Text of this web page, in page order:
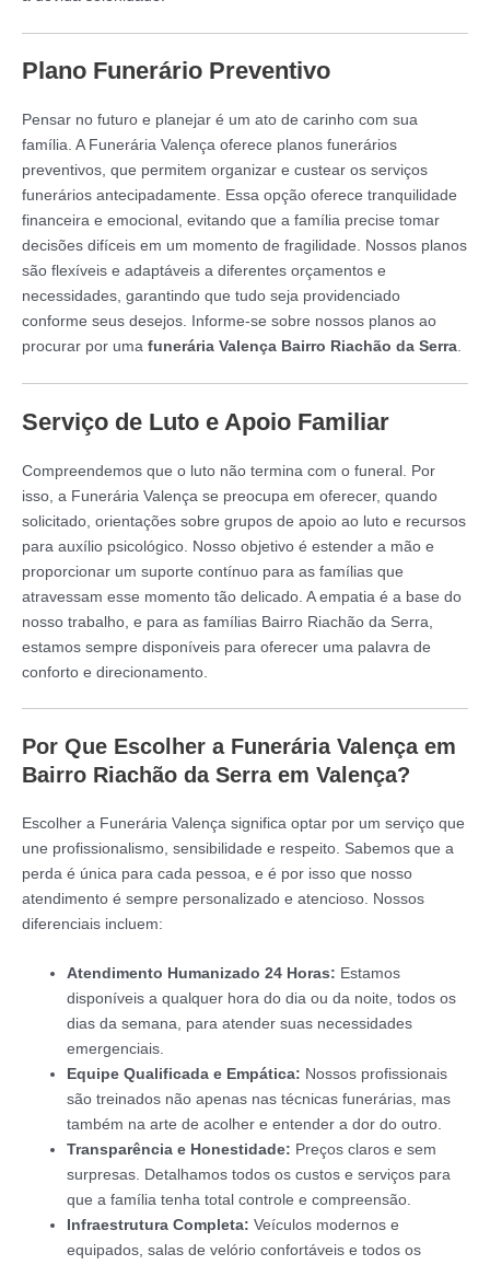
Plano Funerário Preventivo
Pensar no futuro e planejar é um ato de carinho com sua
família. A Funerária Valença oferece planos funerários
preventivos, que permitem organizar e custear os serviços
funerários antecipadamente. Essa opção oferece tranquilidade
financeira e emocional, evitando que a família precise tomar
decisões difíceis em um momento de fragilidade. Nossos planos
são flexíveis e adaptáveis a diferentes orçamentos e
necessidades, garantindo que tudo seja providenciado
conforme seus desejos. Informe-se sobre nossos planos ao
procurar por uma funerária Valença Bairro Riachão da Serra.
Serviço de Luto e Apoio Familiar
Compreendemos que o luto não termina com o funeral. Por
isso, a Funerária Valença se preocupa em oferecer, quando
solicitado, orientações sobre grupos de apoio ao luto e recursos
para auxílio psicológico. Nosso objetivo é estender a mão e
proporcionar um suporte contínuo para as famílias que
atravessam esse momento tão delicado. A empatia é a base do
nosso trabalho, e para as famílias Bairro Riachão da Serra,
estamos sempre disponíveis para oferecer uma palavra de
conforto e direcionamento.
Por Que Escolher a Funerária Valença em
Bairro Riachão da Serra em Valença?
Escolher a Funerária Valença significa optar por um serviço que
une profissionalismo, sensibilidade e respeito. Sabemos que a
perda é única para cada pessoa, e é por isso que nosso
atendimento é sempre personalizado e atencioso. Nossos
diferenciais incluem:
Atendimento Humanizado 24 Horas: Estamos
disponíveis a qualquer hora do dia ou da noite, todos os
dias da semana, para atender suas necessidades
emergenciais.
Equipe Qualificada e Empática: Nossos profissionais
são treinados não apenas nas técnicas funerárias, mas
também na arte de acolher e entender a dor do outro.
Transparência e Honestidade: Preços claros e sem
surpresas. Detalhamos todos os custos e serviços para
que a família tenha total controle e compreensão.
Infraestrutura Completa: Veículos modernos e
equipados, salas de velório confortáveis e todos os